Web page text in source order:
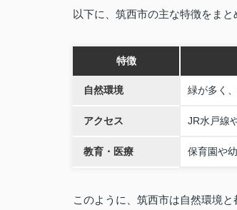
以下に、筑西市の主な特徴をまと
特徴
自然環境 緑が多く
アクセス JR水戸線
教育・医療 保育園や
このように、筑西市は自然環境